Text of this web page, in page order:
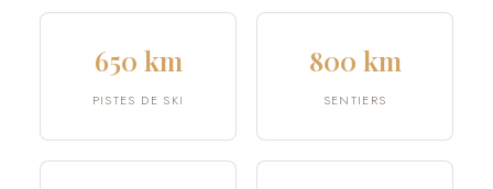
650 km
PISTES DE SKI
800 km
SENTIERS